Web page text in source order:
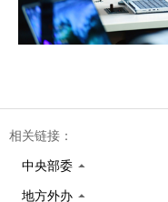
相关链接：
中央部委
地方外办